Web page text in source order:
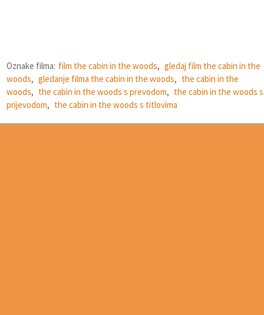
Oznake filma: film the cabin in the woods, gledaj film the cabin in the
woods, gledanje filma the cabin in the woods, the cabin in the
woods, the cabin in the woods s prevodom, the cabin in the woods s
prijevodom, the cabin in the woods s titlovima